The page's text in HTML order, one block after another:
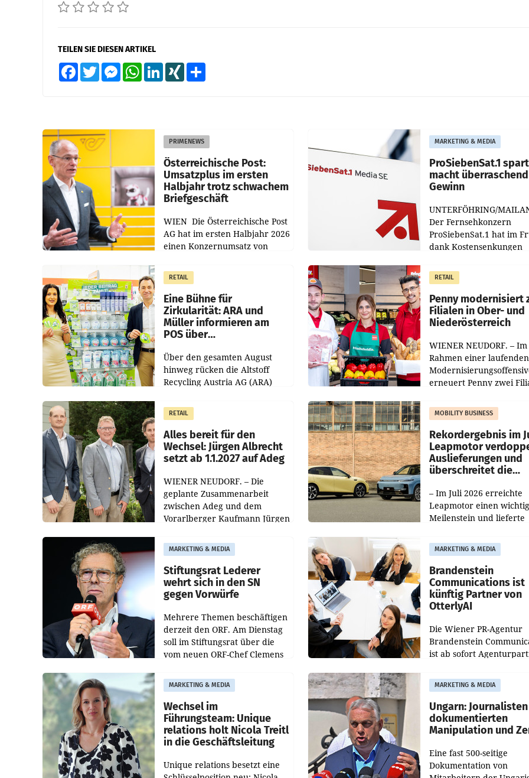
TEILEN SIE DIESEN ARTIKEL
FacebookTwitter MessengerWhatsAppLinkedInXING
PRIMENEWS
Österreichische Post:
Umsatzplus im ersten
Halbjahr trotz schwachem
Briefgeschäft
WIEN Die Österreichische Post
AG hat im ersten Halbjahr 2026
einen Konzernumsatz von
erwirtschaftet, was einem Plus
von 3,8 Prozent gegenüber
dem Vergleichszeitraum
MARKETING & MEDIA
ProSiebenSat.1
macht
Gewinn
UNTERFÖHRING/
Der Fernsehkonzern
ProSiebenSat.1 hat im
dank Kostensenkungen
gemacht und die
Markterwartung deutlich
übertroffen.
RETAIL
Eine Bühne für
Zirkularität: ARA und
Müller informieren am
POS über
Über den gesamten August
hinweg rücken die Altstoff
Recycling Austria AG (ARA)
Müller die Initiative „Kreislauf-
Helden“ in allen
österreichischen Müller-Filialen
RETAIL
Penny modernisiert
Filialen in Ober- und
Niederösterreich
WIENER NEUDORF. – Im
Rahmen einer laufenden
erneuert Penny zwei
Die beiden Standorte
Haag sowie im rund
RETAIL
Alles bereit für den
Wechsel: Jürgen Albrecht
setzt ab 1.1.2027 auf Adeg
WIENER NEUDORF. – Die
geplante Zusammenarbeit
zwischen Adeg und dem
Vorarlberger Kaufmann Jürgen
freigegeben: Die
Bundeswettbewerbsbehörde
und der Bundeskartellanwalt
MOBILITY BUSINESS
Rekordergebnis im
Leapmotor
Auslieferungen und
überschreitet die
– Im Juli 2026 erreichte
Leapmotor einen
Meilenstein und lieferte
aus, womit sich das
gegenüber Juli 2025
verdoppelte (+102
MARKETING & MEDIA
Stiftungsrat Lederer
wehrt sich in den SN
gegen Vorwürfe
Mehrere Themen beschäftigen
derzeit den ORF. Am Dienstag
soll im Stiftungsrat über die
vom neuen ORF-Chef Clemens
Besetzungen für die
Direktionen abgestimmt
werden.
MARKETING & MEDIA
Brandenstein
Communications ist
künftig Partner von
OtterlyAI
Die Wiener PR-Agentur
Brandenstein
ist ab sofort
Optimierungsplattform
OtterlyAI. Damit baut die
Agentur ihr
MARKETING & MEDIA
Wechsel im
Führungsteam: Unique
relations holt Nicola Treitl
in die Geschäftsleitung
Unique relations besetzt eine
MARKETING & MEDIA
Ungarn: Journalisten
dokumentierten
Manipulation und
Eine fast 500-seitige
Dokumentation von